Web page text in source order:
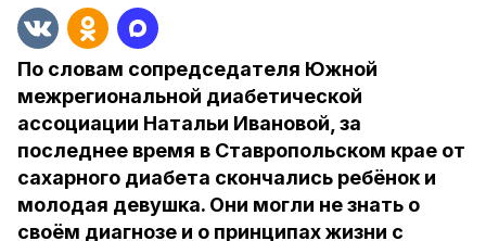
По словам сопредседателя Южной
межрегиональной диабетической
ассоциации Натальи Ивановой, за
последнее время в Ставропольском крае от
сахарного диабета скончались ребёнок и
молодая девушка. Они могли не знать о
своём диагнозе и о принципах жизни с